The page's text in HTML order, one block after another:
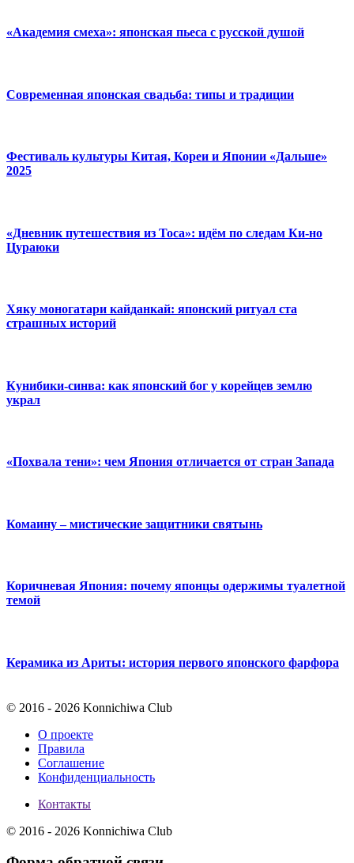
«Академия смеха»: японская пьеса с русской душой
Современная японская свадьба: типы и традиции
Фестиваль культуры Китая, Кореи и Японии «Дальше»
2025
«Дневник путешествия из Тоса»: идём по следам Ки-но
Цураюки
Хяку моногатари кайданкай: японский ритуал ста
страшных историй
Кунибики-синва: как японский бог у корейцев землю
украл
«Похвала тени»: чем Япония отличается от стран Запада
Комаину – мистические защитники святынь
Коричневая Япония: почему японцы одержимы туалетной
темой
Керамика из Ариты: история первого японского фарфора
© 2016 - 2026 Konnichiwa Club
О проекте
Правила
Соглашение
Конфиденциальность
Контакты
© 2016 - 2026 Konnichiwa Club